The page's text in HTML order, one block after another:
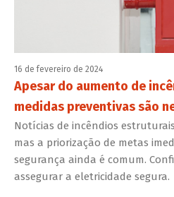
16 de fevereiro de 2024
Apesar do aumento de
medidas preventivas são
Notícias de incêndios estruturais
mas a priorização de metas
segurança ainda é comum.
assegurar a eletricidade segura.